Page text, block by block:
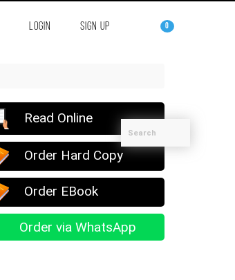
LOGIN SIGN UP 0
Read Online
Order Hard Copy
Order EBook
Order via WhatsApp